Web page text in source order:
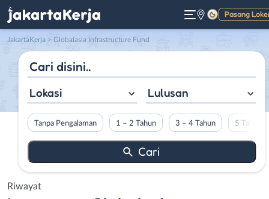
Pasang
Gelap
JakartaKerja > Globalasia Infrastructure Fund
Lokasi Lulusan
Tanpa Pengalaman 1 – 2 Tahun 3 – 4 Tahun 5 Tahun
Riwayat